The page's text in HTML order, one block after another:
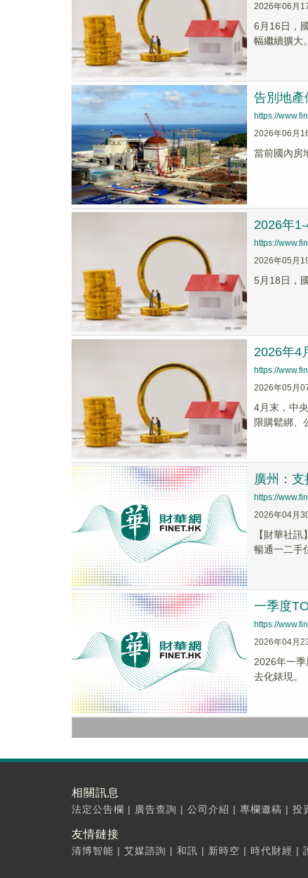
2026年06月
6月16日，
幅繼續擴大。
告別地產
https://
2026年06月
當前國內房
2026年
https://
2026年05月
5月18日，
2026年4
https://
2026年05月
4月末，中
限購鬆綁、
廣州：
https://
2026年04月
【財華社
暢通一二手
一季度
https://
2026年04月
2026年一
去化錶現。
相關訊息
法定公告欄 | 廣告查詢 | 公司介紹 | 專欄邀稿 | 投
友情鏈接
清博智能 | 艾媒諮詢 | 和訊 | 新時空 | 時代財經 |